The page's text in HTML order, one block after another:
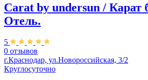
Carat by undersun / Карат
​Отель.
5
0 отзывов
г.Краснодар, ул.Новороссийская, 3/2​
Круглосуточно